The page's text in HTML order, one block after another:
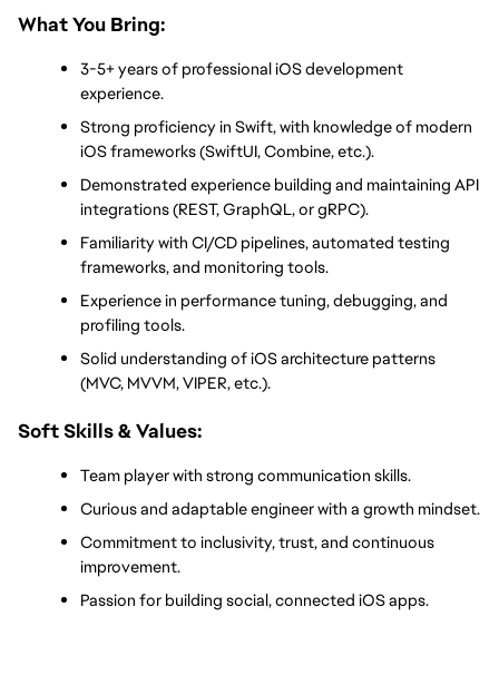
What You Bring:
3-5+ years of professional iOS development
experience.
Strong proficiency in Swift, with knowledge of modern
iOS frameworks (SwiftUI, Combine, etc.).
Demonstrated experience building and maintaining API
integrations (REST, GraphQL, or gRPC).
Familiarity with CI/CD pipelines, automated testing
frameworks, and monitoring tools.
Experience in performance tuning, debugging, and
profiling tools.
Solid understanding of iOS architecture patterns
(MVC, MVVM, VIPER, etc.).
Soft Skills & Values:
Team player with strong communication skills.
Curious and adaptable engineer with a growth mindset.
Commitment to inclusivity, trust, and continuous
improvement.
Passion for building social, connected iOS apps.